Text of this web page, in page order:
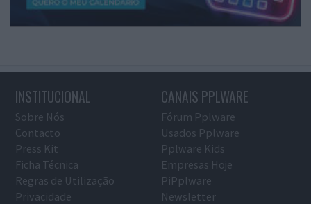
INSTITUCIONAL
Sobre Nós
Contacto
Press Kit
Ficha Técnica
Regras de Utilização
Privacidade
CANAIS PPLWARE
Fórum Pplware
Usados Pplware
Pplware Kids
Empresas Hoje
PiPplware
Newsletter